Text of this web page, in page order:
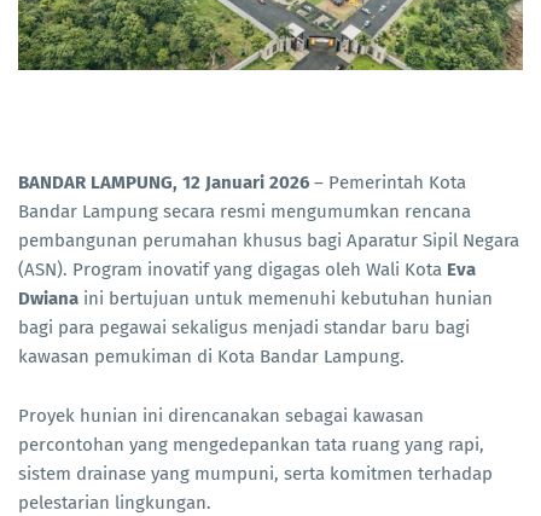
BANDAR LAMPUNG, 12 Januari 2026 – Pemerintah Kota
Bandar Lampung secara resmi mengumumkan rencana
pembangunan perumahan khusus bagi Aparatur Sipil Negara
(ASN). Program inovatif yang digagas oleh Wali Kota Eva
Dwiana ini bertujuan untuk memenuhi kebutuhan hunian
bagi para pegawai sekaligus menjadi standar baru bagi
kawasan pemukiman di Kota Bandar Lampung.
Proyek hunian ini direncanakan sebagai kawasan
percontohan yang mengedepankan tata ruang yang rapi,
sistem drainase yang mumpuni, serta komitmen terhadap
pelestarian lingkungan.